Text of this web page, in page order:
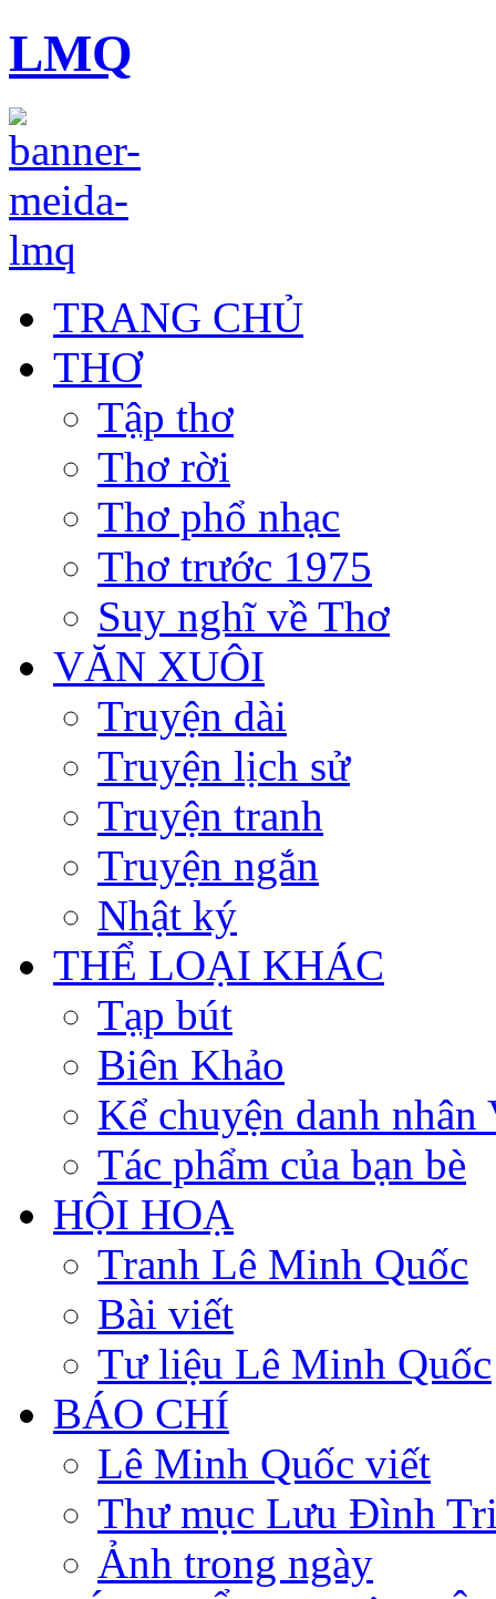
LMQ
TRANG CHỦ
THƠ
Tập thơ
Thơ rời
Thơ phổ nhạc
Thơ trước 1975
Suy nghĩ về Thơ
VĂN XUÔI
Truyện dài
Truyện lịch sử
Truyện tranh
Truyện ngắn
Nhật ký
THỂ LOẠI KHÁC
Tạp bút
Biên Khảo
Kể chuyện danh nhân
Tác phẩm của bạn bè
HỘI HOẠ
Tranh Lê Minh Quốc
Bài viết
Tư liệu Lê Minh Quốc
BÁO CHÍ
Lê Minh Quốc viết
Thư mục Lưu Đình
Ảnh trong ngày